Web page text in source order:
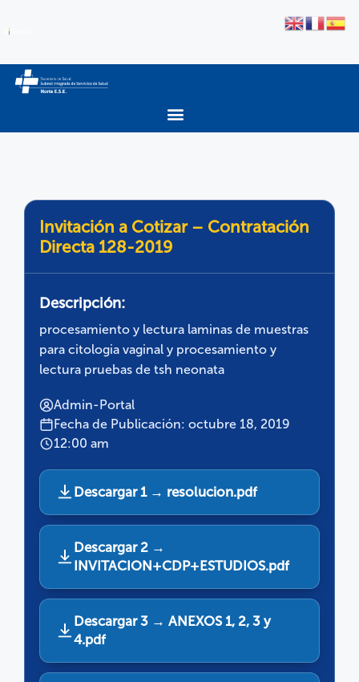
Invitación a Cotizar – Contratación
Directa 128-2019
Descripción:
procesamiento y lectura laminas de muestras
para citologia vaginal y procesamiento y
lectura pruebas de tsh neonata
Admin-Portal
Fecha de Publicación: octubre 18, 2019
12:00 am
Descargar 1 → resolucion.pdf
Descargar 2 →
INVITACION+CDP+ESTUDIOS.pdf
Descargar 3 → ANEXOS 1, 2, 3 y
4.pdf